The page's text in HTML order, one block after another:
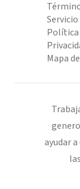
Servicio
Política
Mapa
ayudar